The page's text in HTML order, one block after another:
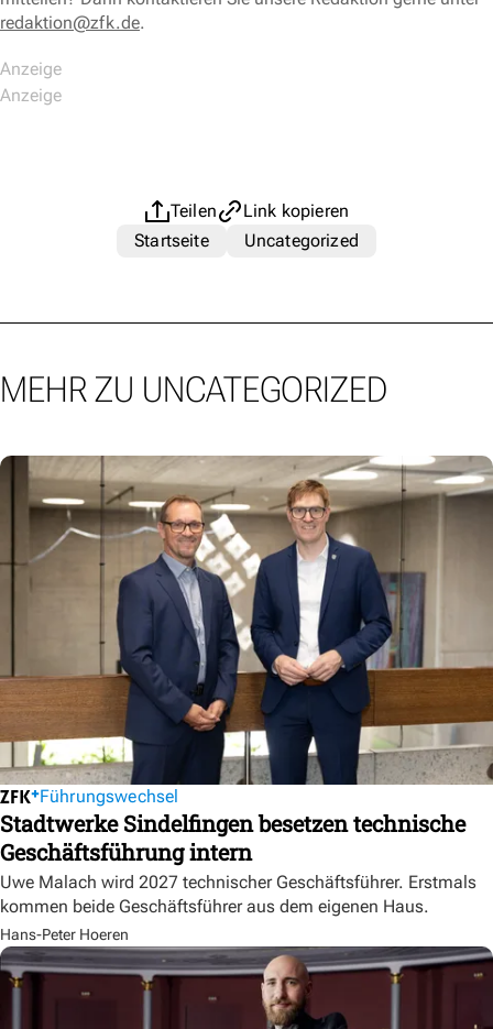
redaktion@zfk.de.
Teilen
Link kopieren
Startseite
Uncategorized
MEHR ZU UNCATEGORIZED
Führungswechsel
Stadtwerke Sindelfingen besetzen technische
Geschäftsführung intern
Uwe Malach wird 2027 technischer Geschäftsführer. Erstmals
kommen beide Geschäftsführer aus dem eigenen Haus.
Hans-Peter Hoeren